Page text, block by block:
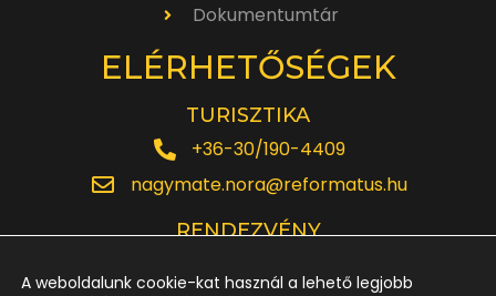
Dokumentumtár
ELÉRHETŐSÉGEK
TURISZTIKA
+36-30/190-4409
nagymate.nora@reformatus.hu
RENDEZVÉNY
A weboldalunk cookie-kat használ a lehető legjobb